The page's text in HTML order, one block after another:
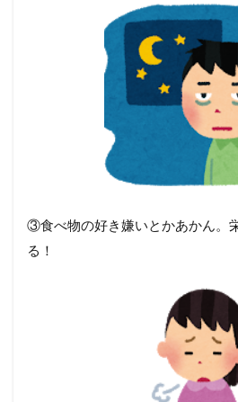
③食べ物の好き嫌いとかあかん。
る！